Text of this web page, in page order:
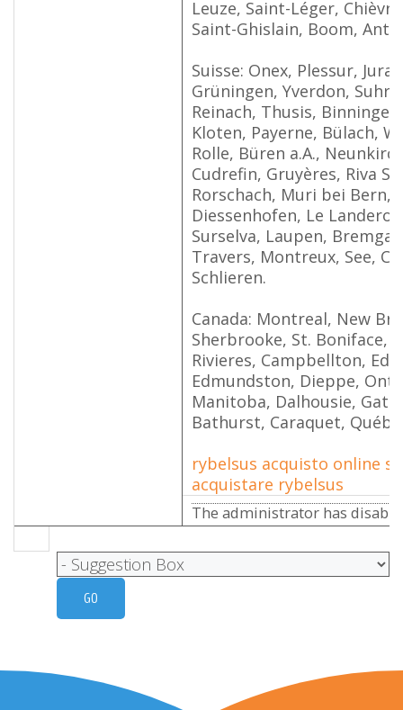
Leuze, Saint-Léger,
Saint-Ghislain, Boom,
Suisse: Onex, Plessur,
Grüningen, Yverdon, Suhr,
Reinach, Thusis,
Kloten, Payerne, Bülach,
Rolle, Büren a.A.,
Cudrefin, Gruyères, Riva
Rorschach, Muri bei Bern,
Diessenhofen, Le
Surselva, Laupen,
Travers, Montreux, See,
Schlieren.
Canada: Montreal, New
Sherbrooke, St. Boniface,
Rivieres, Campbellton,
Edmundston, Dieppe,
Manitoba, Dalhousie,
Bathurst, Caraquet,
rybelsus acquisto online
acquistare rybelsus
The administrator has